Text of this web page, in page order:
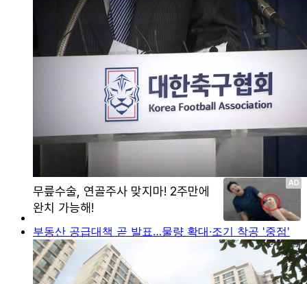
부동산 공급대책 곧 발표…물량 확대·조기 착공 '중점'